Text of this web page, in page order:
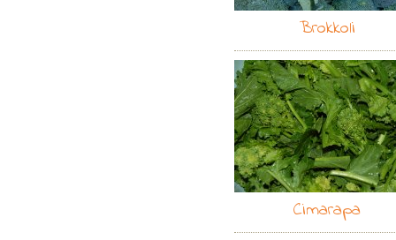
Brokkoli
Cimarapa